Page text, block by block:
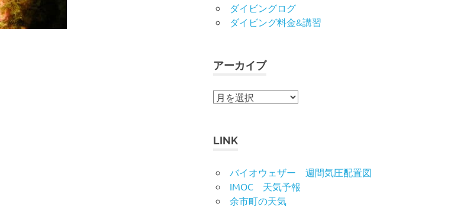
ダイビングログ
ダイビング料金&講習
アーカイブ
ア
イ
LINK
バイオウェザー 週間気圧配置図
IMOC 天気予報
余市町の天気